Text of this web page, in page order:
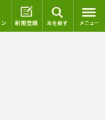
ログイン 新規登録